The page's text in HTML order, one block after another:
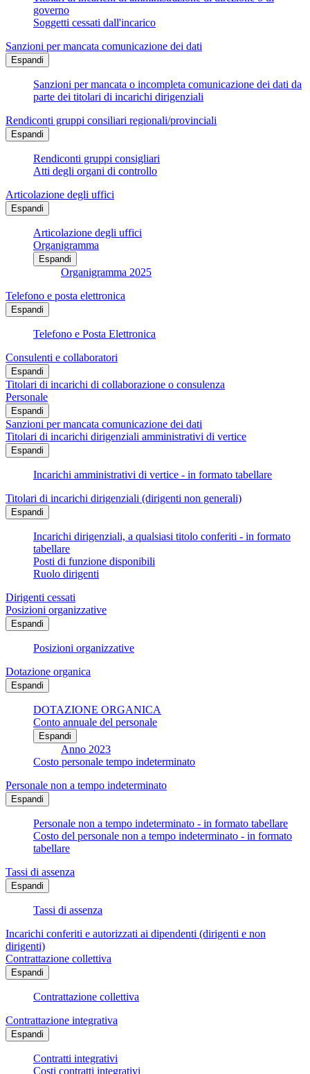
governo
Soggetti cessati dall'incarico
Sanzioni per mancata comunicazione dei dati
Espandi
Sanzioni per mancata o incompleta comunicazione dei dati da
parte dei titolari di incarichi dirigenziali
Rendiconti gruppi consiliari regionali/provinciali
Espandi
Rendiconti gruppi consigliari
Atti degli organi di controllo
Articolazione degli uffici
Espandi
Articolazione degli uffici
Organigramma
Espandi
Organigramma 2025
Telefono e posta elettronica
Espandi
Telefono e Posta Elettronica
Consulenti e collaboratori
Espandi
Titolari di incarichi di collaborazione o consulenza
Personale
Espandi
Sanzioni per mancata comunicazione dei dati
Titolari di incarichi dirigenziali amministrativi di vertice
Espandi
Incarichi amministrativi di vertice - in formato tabellare
Titolari di incarichi dirigenziali (dirigenti non generali)
Espandi
Incarichi dirigenziali, a qualsiasi titolo conferiti - in formato
tabellare
Posti di funzione disponibili
Ruolo dirigenti
Dirigenti cessati
Posizioni organizzative
Espandi
Posizioni organizzative
Dotazione organica
Espandi
DOTAZIONE ORGANICA
Conto annuale del personale
Espandi
Anno 2023
Costo personale tempo indeterminato
Personale non a tempo indeterminato
Espandi
Personale non a tempo indeterminato - in formato tabellare
Costo del personale non a tempo indeterminato - in formato
tabellare
Tassi di assenza
Espandi
Tassi di assenza
Incarichi conferiti e autorizzati ai dipendenti (dirigenti e non
dirigenti)
Contrattazione collettiva
Espandi
Contrattazione collettiva
Contrattazione integrativa
Espandi
Contratti integrativi
Costi contratti integrativi